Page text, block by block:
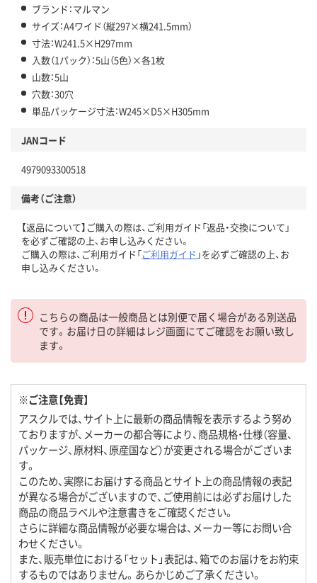
ブランド：マルマン
サイズ：A4ワイド（縦297×横241.5mm）
寸法：W241.5×H297mm
入数（1パック）：5山（5色）×各1枚
山数：5山
穴数：30穴
単品パッケージ寸法：W245×D5×H305mm
JANコード
4979093300518
備考（ご注意）
【返品について】ご購入の際は、ご利用ガイド「返品・交換について」
を必ずご確認の上、お申し込みください。
ご購入の際は、ご利用ガイド「ご利用ガイド 」を必ずご確認の上、お
申し込みください。
こちらの商品は一般商品とは別便で届く場合がある別送品
です。お届け日の詳細はレジ画面にてご確認をお願い致し
ます。
※ご注意【免責】
アスクルでは、サイト上に最新の商品情報を表示するよう努め
ておりますが、メーカーの都合等により、商品規格・仕様（容量、
パッケージ、原材料、原産国など）が変更される場合がございま
す。
このため、実際にお届けする商品とサイト上の商品情報の表記
が異なる場合がございますので、ご使用前には必ずお届けした
商品の商品ラベルや注意書きをご確認ください。
さらに詳細な商品情報が必要な場合は、メーカー等にお問い合
わせください。
また、販売単位における「セット」表記は、箱でのお届けをお約束
するものではありません。あらかじめご了承ください。